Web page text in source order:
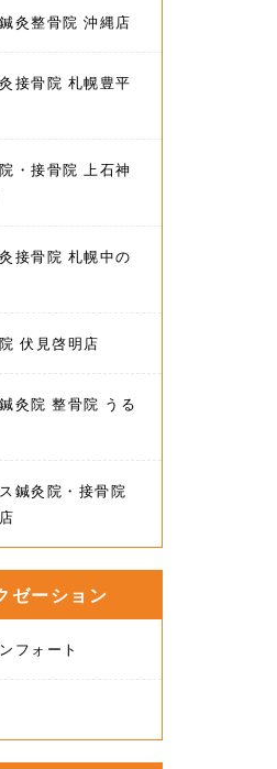
灸整骨院 沖縄店
接骨院 札幌豊平
・接骨院 上石神
接骨院 札幌中の
伏見啓明店
灸院 整骨院 うる
鍼灸院・接骨院
ゼーション
フォート